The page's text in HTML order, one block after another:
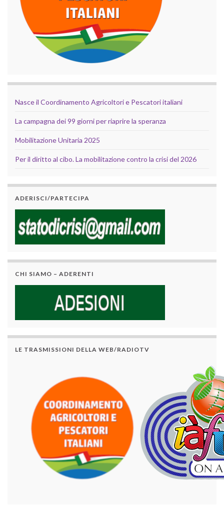
Nasce il Coordinamento Agricoltori e Pescatori italiani
La campagna dei 99 giorni per riaprire la speranza
Mobilitazione Unitaria 2025
Per il diritto al cibo. La mobilitazione contro la crisi del 2026
ADERISCI/PARTECIPA
CHI SIAMO – ADERENTI
LE TRASMISSIONI DELLA WEB/RADIOTV